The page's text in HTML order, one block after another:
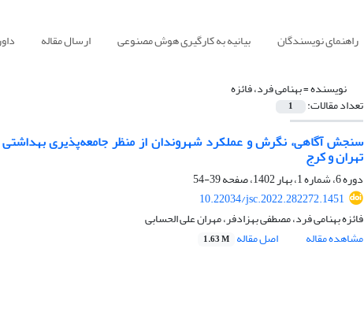
راهنمای نویسندگان بیانیه به کارگیری هوش مصنوعی ارسال مقاله
نویسنده =بهنامی فرد، فائزه
تعداد مقالات: 1
تهران و کرج
دوره 6، شماره 1، بهار 1402، صفحه
39-54
10.22034/jsc.2022.282272.1451
فائزه بهنامی فرد، مصطفی بهزادفر، مهران علی الحسابی
مشاهده مقاله
اصل مقاله 1.63 M